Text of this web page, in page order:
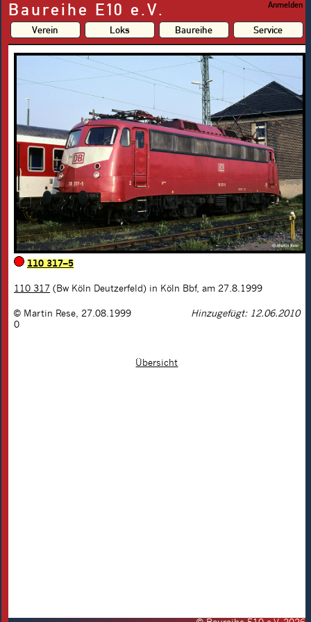
Baureihe E10 e.V. Anmelden
Verein Loks Baureihe Service
110 317–5
110 317 (Bw Köln Deutzerfeld) in Köln Bbf, am 27.8.1999
© Martin Rese 27.08.1999
Hinzugefügt: 12.06.2010
0
Übersicht